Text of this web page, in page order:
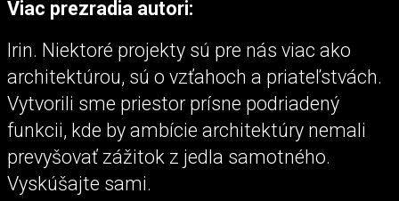
Viac prezradia autori:
Irin. Niektoré projekty sú pre nás viac ako
architektúrou, sú o vzťahoch a priateľstvách.
Vytvorili sme priestor prísne podriadený
funkcii, kde by ambície architektúry nemali
prevyšovať zážitok z jedla samotného.
Vyskúšajte sami.